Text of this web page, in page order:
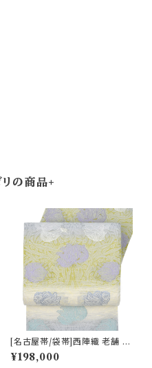
の商品+
[名古屋帯/袋帯]西陣織 老舗 京
藝 謹製 ヴィクトリア・デザイン
天然石糸 子猫鍵しっぽ 九寸帯
¥198,000